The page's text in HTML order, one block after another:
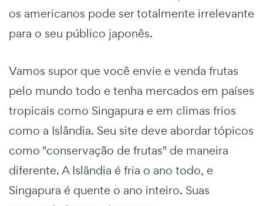
os americanos pode ser totalmente irrelevante
para o seu público japonês.
Vamos supor que você envie e venda frutas
pelo mundo todo e tenha mercados em países
tropicais como Singapura e em climas frios
como a Islândia. Seu site deve abordar tópicos
como "conservação de frutas" de maneira
diferente. A Islândia é fria o ano todo, e
Singapura é quente o ano inteiro. Suas